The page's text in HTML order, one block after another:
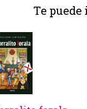
Te